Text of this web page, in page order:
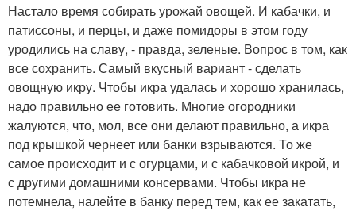
Настало время собирать урожай овощей. И кабачки, и
патиссоны, и перцы, и даже помидоры в этом году
уродились на славу, - правда, зеленые. Вопрос в том, как
все сохранить. Самый вкусный вариант - сделать
овощную икру. Чтобы икра удалась и хорошо хранилась,
надо правильно ее готовить. Многие огородники
жалуются, что, мол, все они делают правильно, а икра
под крышкой чернеет или банки взрываются. То же
самое происходит и с огурцами, и с кабачковой икрой, и
с другими домашними консервами. Чтобы икра не
потемнела, налейте в банку перед тем, как ее закатать,